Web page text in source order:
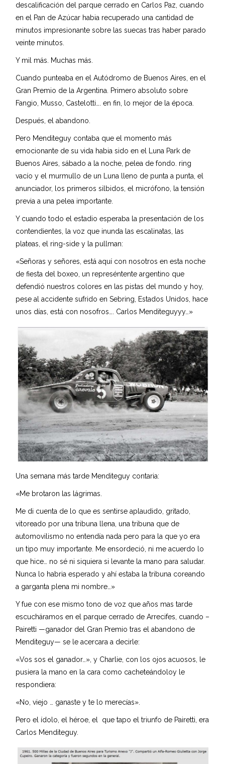
descalificación del parque cerrado en Carlos Paz, cuando
en el Pan de Azúcar habia recuperado una cantidad de
minutos impresionante sobre las suecas tras haber parado
veinte minutos.
Y mil más. Muchas más.
Cuando punteaba en el Autódromo de Buenos Aires, en el
Gran Premio de la Argentina. Primero absoluto sobre
Fangio, Musso, Castelotti…. en fin, lo mejor de la época.
Después, el abandono.
Pero Menditeguy contaba que el momento más
emocionante de su vida habia sido en el Luna Park de
Buenos Aires, sábado a la noche, pelea de fondo. ring
vacío y el murmullo de un Luna lleno de punta a punta, el
anunciador, los primeros silbidos, el micrófono, la tensión
previa a una pelea importante.
Y cuando todo el estadio esperaba la presentación de los
contendientes, la voz que inunda las escalinatas, las
plateas, el ring-side y la pullman:
«Señoras y señores, está aquí con nosotros en esta noche
de fiesta del boxeo, un represéntente argentino que
defendió nuestros colores en las pistas del mundo y hoy,
pese al accidente sufrido en Sebring, Estados Unidos, hace
unos días, está con nosofros…. Carlos Menditeguyyy…»
Una semana más tarde Menditeguy contaria:
«Me brotaron las lágrimas.
Me di cuenta de lo que es sentirse aplaudido, gritado,
vitoreado por una tribuna llena, una tribuna que de
automovilismo no entendía nada pero para la que yo era
un tipo muy importante. Me ensordeció, ni me acuerdo lo
que hice… no sé ni siquiera si levante la mano para saludar.
Nunca lo habria esperado y ahí estaba la tribuna coreando
a garganta plena mi nombre…»
Y fue con ese mismo tono de voz que años mas tarde
escucháramos en el parque cerrado de Arrecifes, cuando –
Pairetti —ganador del Gran Premio tras el abandono de
Menditeguy— se le acercara a decirle:
«Vos sos el ganador…», y Charlie, con los ojos acuosos, le
pusiera la mano en la cara como cacheteándoloy le
respondiera:
«No, viejo … ganaste y te lo merecías».
Pero el ídolo, el héroe, el que tapo el triunfo de Pairetti, era
Carlos Menditeguy.